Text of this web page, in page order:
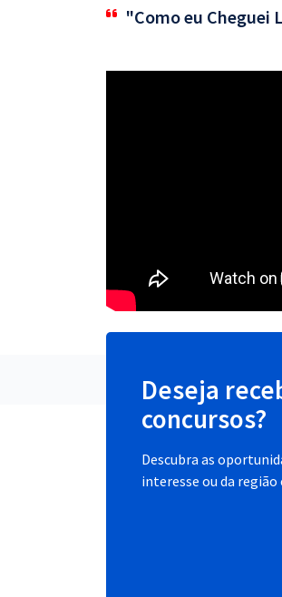
"Como eu Cheguei
Deseja
concursos?
Descubra as
interesse ou da região